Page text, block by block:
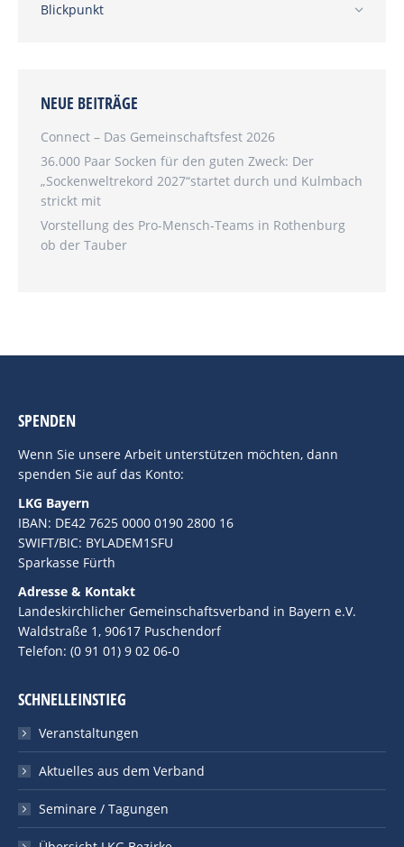
Blickpunkt
NEUE BEITRÄGE
Connect – Das Gemeinschaftsfest 2026
36.000 Paar Socken für den guten Zweck: Der
„Sockenweltrekord 2027“startet durch und Kulmbach
strickt mit
Vorstellung des Pro-Mensch-Teams in Rothenburg
ob der Tauber
SPENDEN
Wenn Sie unsere Arbeit unterstützen möchten, dann
spenden Sie auf das Konto:
LKG Bayern
IBAN: DE42 7625 0000 0190 2800 16
SWIFT/BIC: BYLADEM1SFU
Sparkasse Fürth
Adresse & Kontakt
Landeskirchlicher Gemeinschaftsverband in Bayern e.V.
Waldstraße 1, 90617 Puschendorf
Telefon: (0 91 01) 9 02 06-0
SCHNELLEINSTIEG
Veranstaltungen
Aktuelles aus dem Verband
Seminare / Tagungen